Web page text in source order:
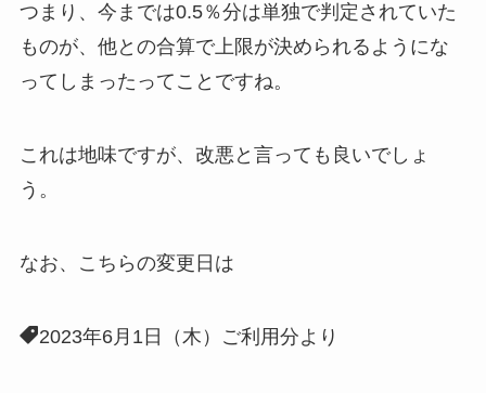
つまり、今までは0.5％分は単独で判定されていた
ものが、他との合算で上限が決められるようにな
ってしまったってことですね。
これは地味ですが、改悪と言っても良いでしょ
う。
なお、こちらの変更日は
2023年6月1日（木）ご利用分より